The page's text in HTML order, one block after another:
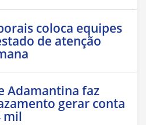
coloca equipes
de atenção
Adamantina faz
gerar conta
mil